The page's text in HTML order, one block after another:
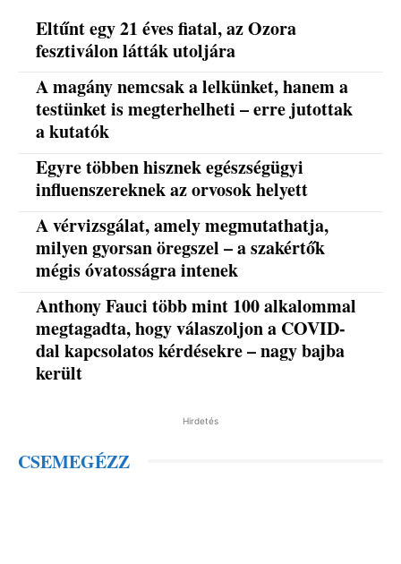
Eltűnt egy 21 éves fiatal, az Ozora
fesztiválon látták utoljára
A magány nemcsak a lelkünket, hanem a
testünket is megterhelheti – erre jutottak
a kutatók
Egyre többen hisznek egészségügyi
influenszereknek az orvosok helyett
A vérvizsgálat, amely megmutathatja,
milyen gyorsan öregszel – a szakértők
mégis óvatosságra intenek
Anthony Fauci több mint 100 alkalommal
megtagadta, hogy válaszoljon a COVID-
dal kapcsolatos kérdésekre – nagy bajba
került
Hirdetés
CSEMEGÉZZ